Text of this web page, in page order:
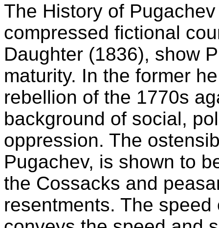
The History of
compressed fictional
Daughter (1836), show
maturity. In the former
rebellion of the 1770s
background of social,
oppression. The
Pugachev, is shown to
the Cossacks and
resentments. The